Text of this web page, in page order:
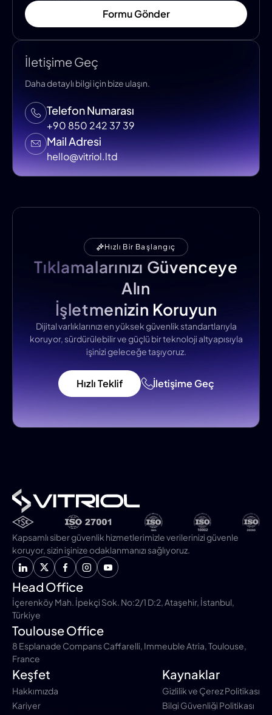
Formu Gönder
İletişime Geç
Daha detaylı bilgi için bize ulaşın.
Telefon Numarası
+90 850 242 37 39
Mail Adresi
hello@vitriol.ltd
Hızlı Bir Başlangıç
Tıklamalarınızı Güvenceye
Alın
İşletmenizin Koruyun
Dijital varlıklarınızı en yüksek güvenlik standartlarıyla
koruyor, sürdürülebilir ve güçlü bir teknoloji altyapısıyla
işinizi geleceğe taşıyoruz.
Hızlı Teklif İletişime Geç
Kapsamlı siber güvenlik hizmetlerimizle verilerinizi güvenle
koruyor, sizin işinize odaklanmanızı sağlıyoruz.
Head Office
İçerenköy Mah. İpekçi Sok. No:2/1 D:2, Ataşehir, İstanbul,
Türkiye
Toulouse Office
8 Esplanade Compans Caffarelli, Immeuble Atria, Toulouse,
France
Keşfet
Hakkımızda
Kariyer
Kaynaklar
Gizlilik ve Çerez Politikası
Bilgi Güvenliği Politikası